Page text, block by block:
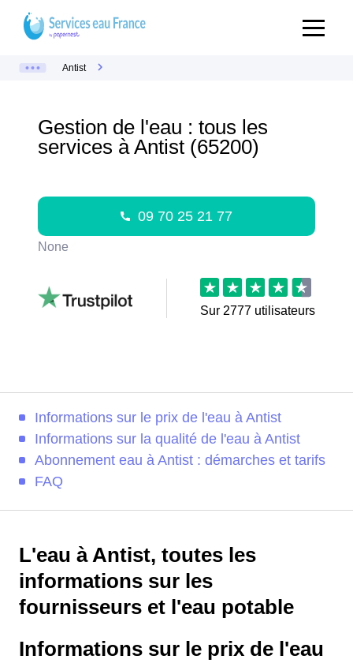
Antist
Gestion de l'eau : tous les
services à Antist (65200)
09 70 25 21 77
None
Sur 2777 utilisateurs
Informations sur le prix de l'eau à Antist
Informations sur la qualité de l'eau à Antist
Abonnement eau à Antist : démarches et tarifs
FAQ
L'eau à Antist, toutes les
informations sur les
fournisseurs et l'eau potable
Informations sur le prix de l'eau